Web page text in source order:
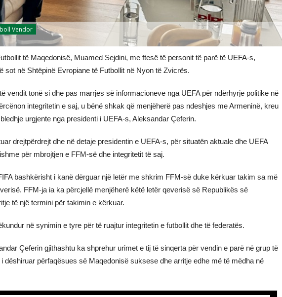
Vendor
të Maqedonisë, Muamed Sejdini, me ftesë të personit të parë të UEFA-s,
sot në Shtëpinë Evropiane të Futbollit në Nyon të Zvicrës.
vendit tonë si dhe pas marrjes së informacioneve nga UEFA për ndërhyrje politike në
integritetin e saj, u bënë shkak që menjëherë pas ndeshjes me Armeninë, kreu
urgjente nga presidenti i UEFA-s, Aleksandar Çeferin.
drejtpërdrejt dhe në detaje presidentin e UEFA-s, për situatën aktuale dhe UEFA
për mbrojtjen e FFM-së dhe integritetit të saj.
bashkërisht i kanë dërguar një letër me shkrim FFM-së duke kërkuar takim sa më
FFM-ja ia ka përcjellë menjëherë këtë letër qeverisë së Republikës së
të një termini për takimin e kërkuar.
në synimin e tyre për të ruajtur integritetin e futbollit dhe të federatës.
Çeferin gjithashtu ka shprehur urimet e tij të sinqerta për vendin e parë në grup të
dëshiruar përfaqësues së Maqedonisë suksese dhe arritje edhe më të mëdha në